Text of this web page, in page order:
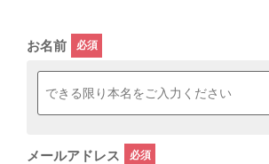
お名前
メールアドレス